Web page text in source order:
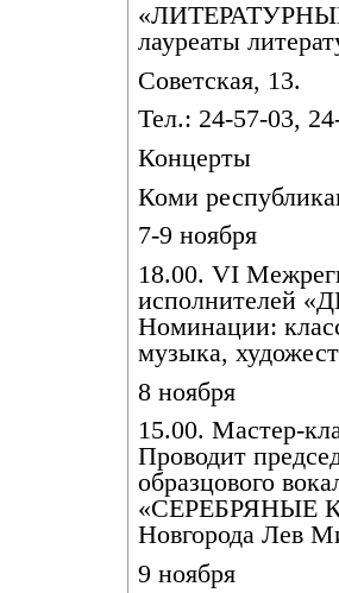
лауреаты
Советская, 13.
Тел.: 24-57-03,
Концерты
Коми
7-9 ноября
18.00. VI
исполнителей
Номинации:
музыка,
8 ноября
15.00. Мастер-
Проводит
образцового
«СЕРЕБРЯНЫЕ
Новгорода Лев
9 ноября